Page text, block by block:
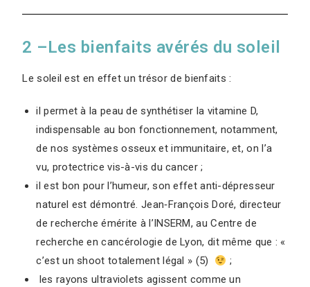
2 –Les bienfaits avérés du soleil
Le soleil est en effet un trésor de bienfaits :
il permet à la peau de synthétiser la vitamine D,
indispensable au bon fonctionnement, notamment,
de nos systèmes osseux et immunitaire, et, on l’a
vu, protectrice vis-à-vis du cancer ;
il est bon pour l’humeur, son effet anti-dépresseur
naturel est démontré. Jean‑François Doré, directeur
de recherche émérite à l’INSERM, au Centre de
recherche en cancérologie de Lyon, dit même que : «
c’est un shoot totalement légal » (5)
;
les rayons ultraviolets agissent comme un